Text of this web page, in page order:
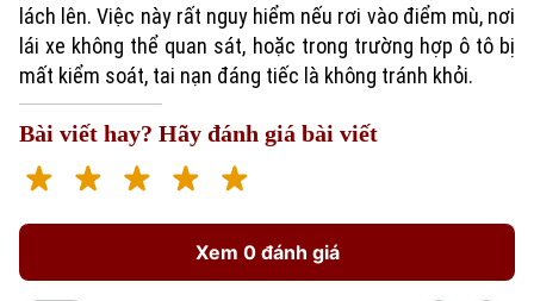
lách lên. Việc này rất nguy hiểm nếu rơi vào điểm mù, nơi
lái xe không thể quan sát, hoặc trong trường hợp ô tô bị
mất kiểm soát, tai nạn đáng tiếc là không tránh khỏi.
Bài viết hay? Hãy đánh giá bài viết
Xem 0 đánh giá